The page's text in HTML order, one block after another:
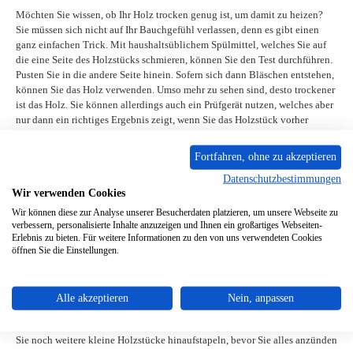
Möchten Sie wissen, ob Ihr Holz trocken genug ist, um damit zu heizen?
Sie müssen sich nicht auf Ihr Bauchgefühl verlassen, denn es gibt einen
ganz einfachen Trick. Mit haushaltsüblichem Spülmittel, welches Sie auf
die eine Seite des Holzstücks schmieren, können Sie den Test durchführen.
Pusten Sie in die andere Seite hinein. Sofern sich dann Bläschen entstehen,
können Sie das Holz verwenden. Umso mehr zu sehen sind, desto trockener
ist das Holz. Sie können allerdings auch ein Prüfgerät nutzen, welches aber
nur dann ein richtiges Ergebnis zeigt, wenn Sie das Holzstück vorher
Zu feuchtes Holz sorgt dafür, dass das Feuer viel kleiner ausfällt und die
Verbrennung wesentlich schwerfälliger vonstattengeht, als Sie es bei
geeignetem Holz gewohnt sind. Außerdem wird der Ruß viel kräftiger
ausfallen.
Holz richtig verteilen
nie die Leistung bringen, die Sie sich wünschen. Stapeln Sie Ihr Holz daher
lieber folgendermaßen: Zuerst kommen große Stücke, welche mit
Sie noch weitere kleine Holzstücke hinaufstapeln, bevor Sie alles anzünden
Fortfahren, ohne zu akzeptieren
Datenschutzbestimmungen
Wir verwenden Cookies
Wir können diese zur Analyse unserer Besucherdaten platzieren, um unsere Webseite zu
verbessern, personalisierte Inhalte anzuzeigen und Ihnen ein großartiges Webseiten-
Erlebnis zu bieten. Für weitere Informationen zu den von uns verwendeten Cookies
öffnen Sie die Einstellungen.
Alle akzeptieren Nein, anpassen